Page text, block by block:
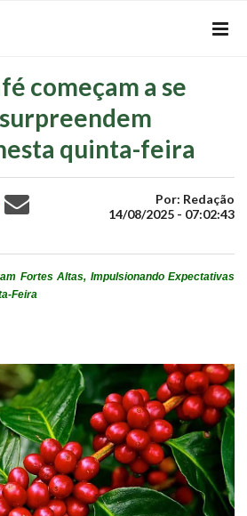
começam a se
quinta-feira
Por: Redação
14/08/2025 - 07:02:43
Fortes Altas, Impulsionando Expectativas
Feira